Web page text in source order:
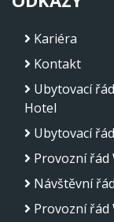
Kariéra
Kontakt
Ubytovací
Hotel
Ubytovací
Provozní řád
Návštěvní
Provozní řád